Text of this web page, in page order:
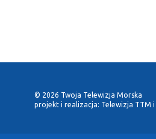
© 2026 Twoja Telewizja Morska
projekt i realizacja: Telewizja TTM i